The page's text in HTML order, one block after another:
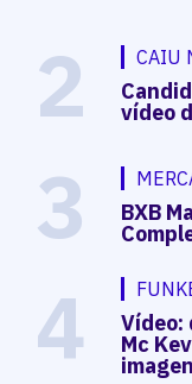
2 CAIU
vídeo
3 BXB
4 Vídeo:
Mc